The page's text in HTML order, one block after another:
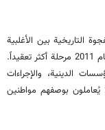
التاريخية بين الأغلبية
الشيعية والبنية السياسية الحاكمة دخلت بعد أحداث عام 2011 مرحلة أكثر تعقيداً.
الدينية، والإجراءات
يُعاملون بوصفهم مواطنين